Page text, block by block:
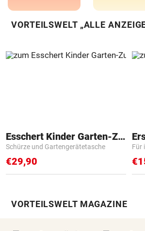
VORTEILSWELT „ALLE
Esschert Kinder Garten-Zubehör
Schürze und Gartengerätetasche
€29,90
Für
VORTEILSWELT MAGAZINE